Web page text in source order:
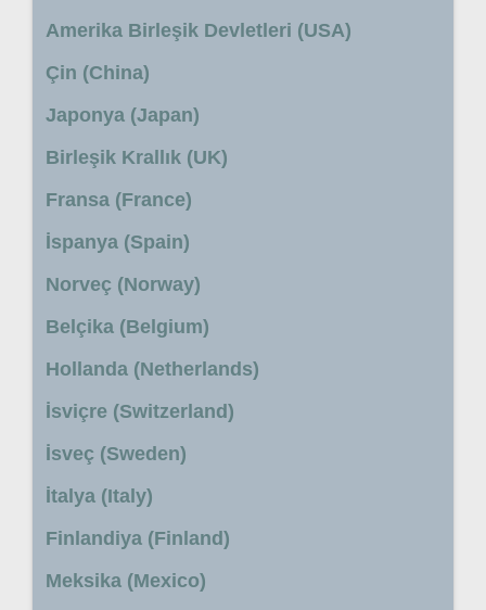
Amerika Birleşik Devletleri (USA)
Çin (China)
Japonya (Japan)
Birleşik Krallık (UK)
Fransa (France)
İspanya (Spain)
Norveç (Norway)
Belçika (Belgium)
Hollanda (Netherlands)
İsviçre (Switzerland)
İsveç (Sweden)
İtalya (Italy)
Finlandiya (Finland)
Meksika (Mexico)